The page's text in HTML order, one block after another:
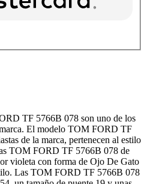
TF 5766B 078 son uno de los
El modelo TOM FORD TF
de la marca, pertenecen al estilo
TOM FORD TF 5766B 078 de
violeta con forma de Ojo De Gato
Las TOM FORD TF 5766B 078